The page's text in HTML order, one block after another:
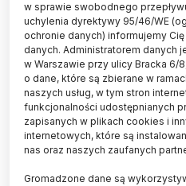
Zespół
opóźnia
15.05.2026
aktualizacja:
3 minuty czytania
w sprawie swobodnego
uchylenia dyrektywy 95/46/WE
ochronie danych) informujemy
danych. Administratorem danych
w Warszawie przy ulicy Bracka 6/
o dane, które są zbierane w
naszych usług, w tym stron
funkcjonalności udostępnianych
zapisanych w plikach cookies i
internetowych, które są
nas oraz naszych zaufanych
Gromadzone dane są